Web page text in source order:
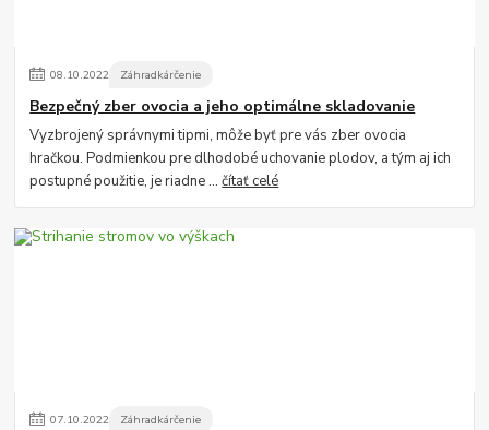
08.10.2022 Záhradkárčenie
Bezpečný zber ovocia a jeho optimálne skladovanie
Vyzbrojený správnymi tipmi, môže byť pre vás zber ovocia
hračkou. Podmienkou pre dlhodobé uchovanie plodov, a tým aj ich
postupné použitie, je riadne ...čítať celé
07.10.2022 Záhradkárčenie